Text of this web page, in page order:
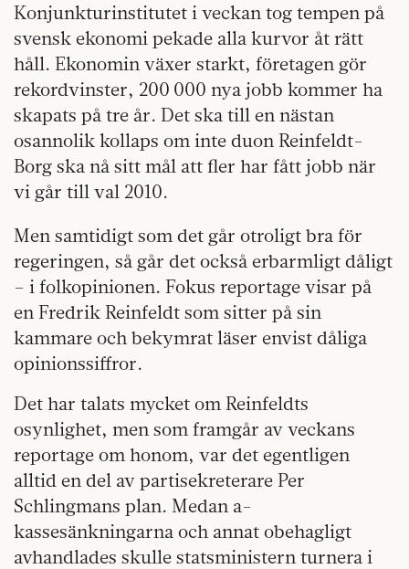
Konjunkturinstitutet i veckan tog tempen på
svensk ekonomi pekade alla kurvor åt rätt
håll. Ekonomin växer starkt, företagen gör
rekordvinster, 200 000 nya jobb kommer ha
skapats på tre år. Det ska till en nästan
osannolik kollaps om inte duon Reinfeldt-
Borg ska nå sitt mål att fler har fått jobb när
vi går till val 2010.
Men samtidigt som det går otroligt bra för
regeringen, så går det också erbarmligt dåligt
– i folkopinionen. Fokus reportage visar på
en Fredrik Reinfeldt som sitter på sin
kammare och bekymrat läser envist dåliga
opinionssiffror.
Det har talats mycket om Reinfeldts
osynlighet, men som framgår av veckans
reportage om honom, var det egentligen
alltid en del av partisekreterare Per
Schlingmans plan. Medan a-
kassesänkningarna och annat obehagligt
avhandlades skulle statsministern turnera i